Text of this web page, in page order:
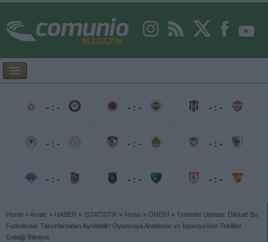
- : -
- : -
- : -
- : -
- : -
- : -
- : -
- : -
- : -
Home »Analiz » HABER » İSTATİSTİK » News » ÖNERİ » Transfer Update: Dikkat! Bu
Futbolcular Takımlarından Ayrılabilir! Oyuncuya Arabistan ve İspanya’dan Teklifler
Geldiği Biliniyor.